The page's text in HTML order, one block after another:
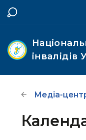
інвалідів
Медіа-